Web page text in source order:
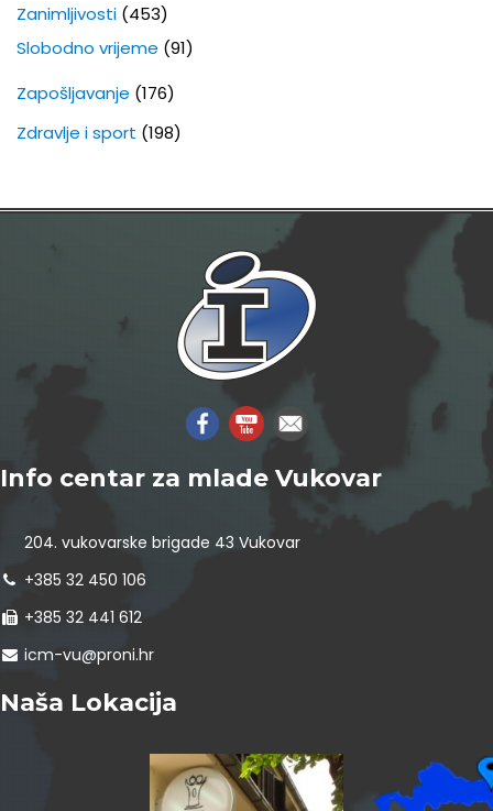
Zanimljivosti (453)
Slobodno vrijeme (91)
Zapošljavanje (176)
Zdravlje i sport (198)
Info centar za mlade Vukovar
204. vukovarske brigade 43 Vukovar
+385 32 450 106
+385 32 441 612
icm-vu@proni.hr
Naša Lokacija